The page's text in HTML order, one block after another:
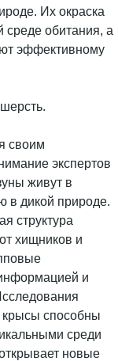
Их окраска
среде обитания, а
эффективному
своим
экспертов
живут в
в дикой природе.
структура
хищников и
и
крысы способны
среди
новые